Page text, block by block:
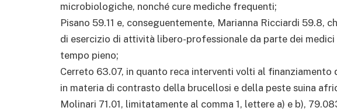
microbiologiche, nonché cure mediche frequenti;
Pisano 59.11 e, conseguentemente, Marianna Ricciardi 59.8,
di esercizio di attività libero-professionale da parte dei
tempo pieno;
Cerreto 63.07, in quanto reca interventi volti al
in materia di contrasto della brucellosi e della peste suina
Molinari 71.01, limitatamente al comma 1, lettere a) e b),